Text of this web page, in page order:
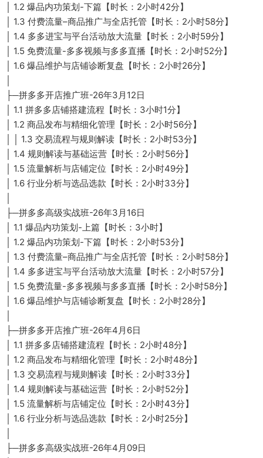
│ 1.2 爆品内功策划-下篇【时长：2小时42分】
│ 1.3 付费流量–商品推广与全店托管【时长：2小时58分】
│ 1.4 多多进宝与平台活动放大流量【时长：2小时59分】
│ 1.5 免费流量-多多视频与多多直播【时长：2小时52分】
│ 1.6 爆品维护与店铺诊断复盘【时长：2小时26分】
├─拼多多开店推广班-26年3月12日
│ 1.1 拼多多店铺搭建流程【时长：3小时1分】
│ 1.2 商品发布与精细化管理【时长：2小时56分】
│ │ 1.3 交易流程与规则解读【时长：2小时53分】
│ 1.4 规则解读与基础运营【时长：2小时56分】
│ 1.5 流量解析与店铺定位【时长：2小时49分】
│ 1.6 行业分析与选品选款【时长：2小时33分】
├─拼多多高级实战班-26年3月16日
│ 1.1 爆品内功策划-上篇【时长：3小时】
│ 1.2 爆品内功策划-下篇【时长：2小时53分】
│ 1.3 付费流量–商品推广与全店托管【时长：2小时58分】
│ 1.4 多多进宝与平台活动放大流量【时长：2小时57分】
│ 1.5 免费流量-多多视频与多多直播【时长：2小时58分】
│ 1.6 爆品维护与店铺诊断复盘【时长：2小时28分】
├─拼多多开店推广班-26年4月6日
│ 1.1 拼多多店铺搭建流程【时长：2小时48分】
│ 1.2 商品发布与精细化管理【时长：2小时48分】
│ 1.3 交易流程与规则解读【时长：2小时33分】
│ 1.4 规则解读与基础运营【时长：2小时52分】
│ 1.5 流量解析与店铺定位【时长：2小时43分】
│ 1.6 行业分析与选品选款【时长：2小时25分】
├─拼多多高级实战班-26年4月09日